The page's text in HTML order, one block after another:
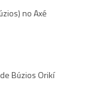
no Axé
Búzios Orikí